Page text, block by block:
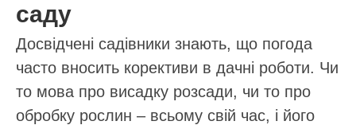
саду
Досвідчені садівники знають, що погода
часто вносить корективи в дачні роботи. Чи
то мова про висадку розсади, чи то про
обробку рослин – всьому свій час, і його